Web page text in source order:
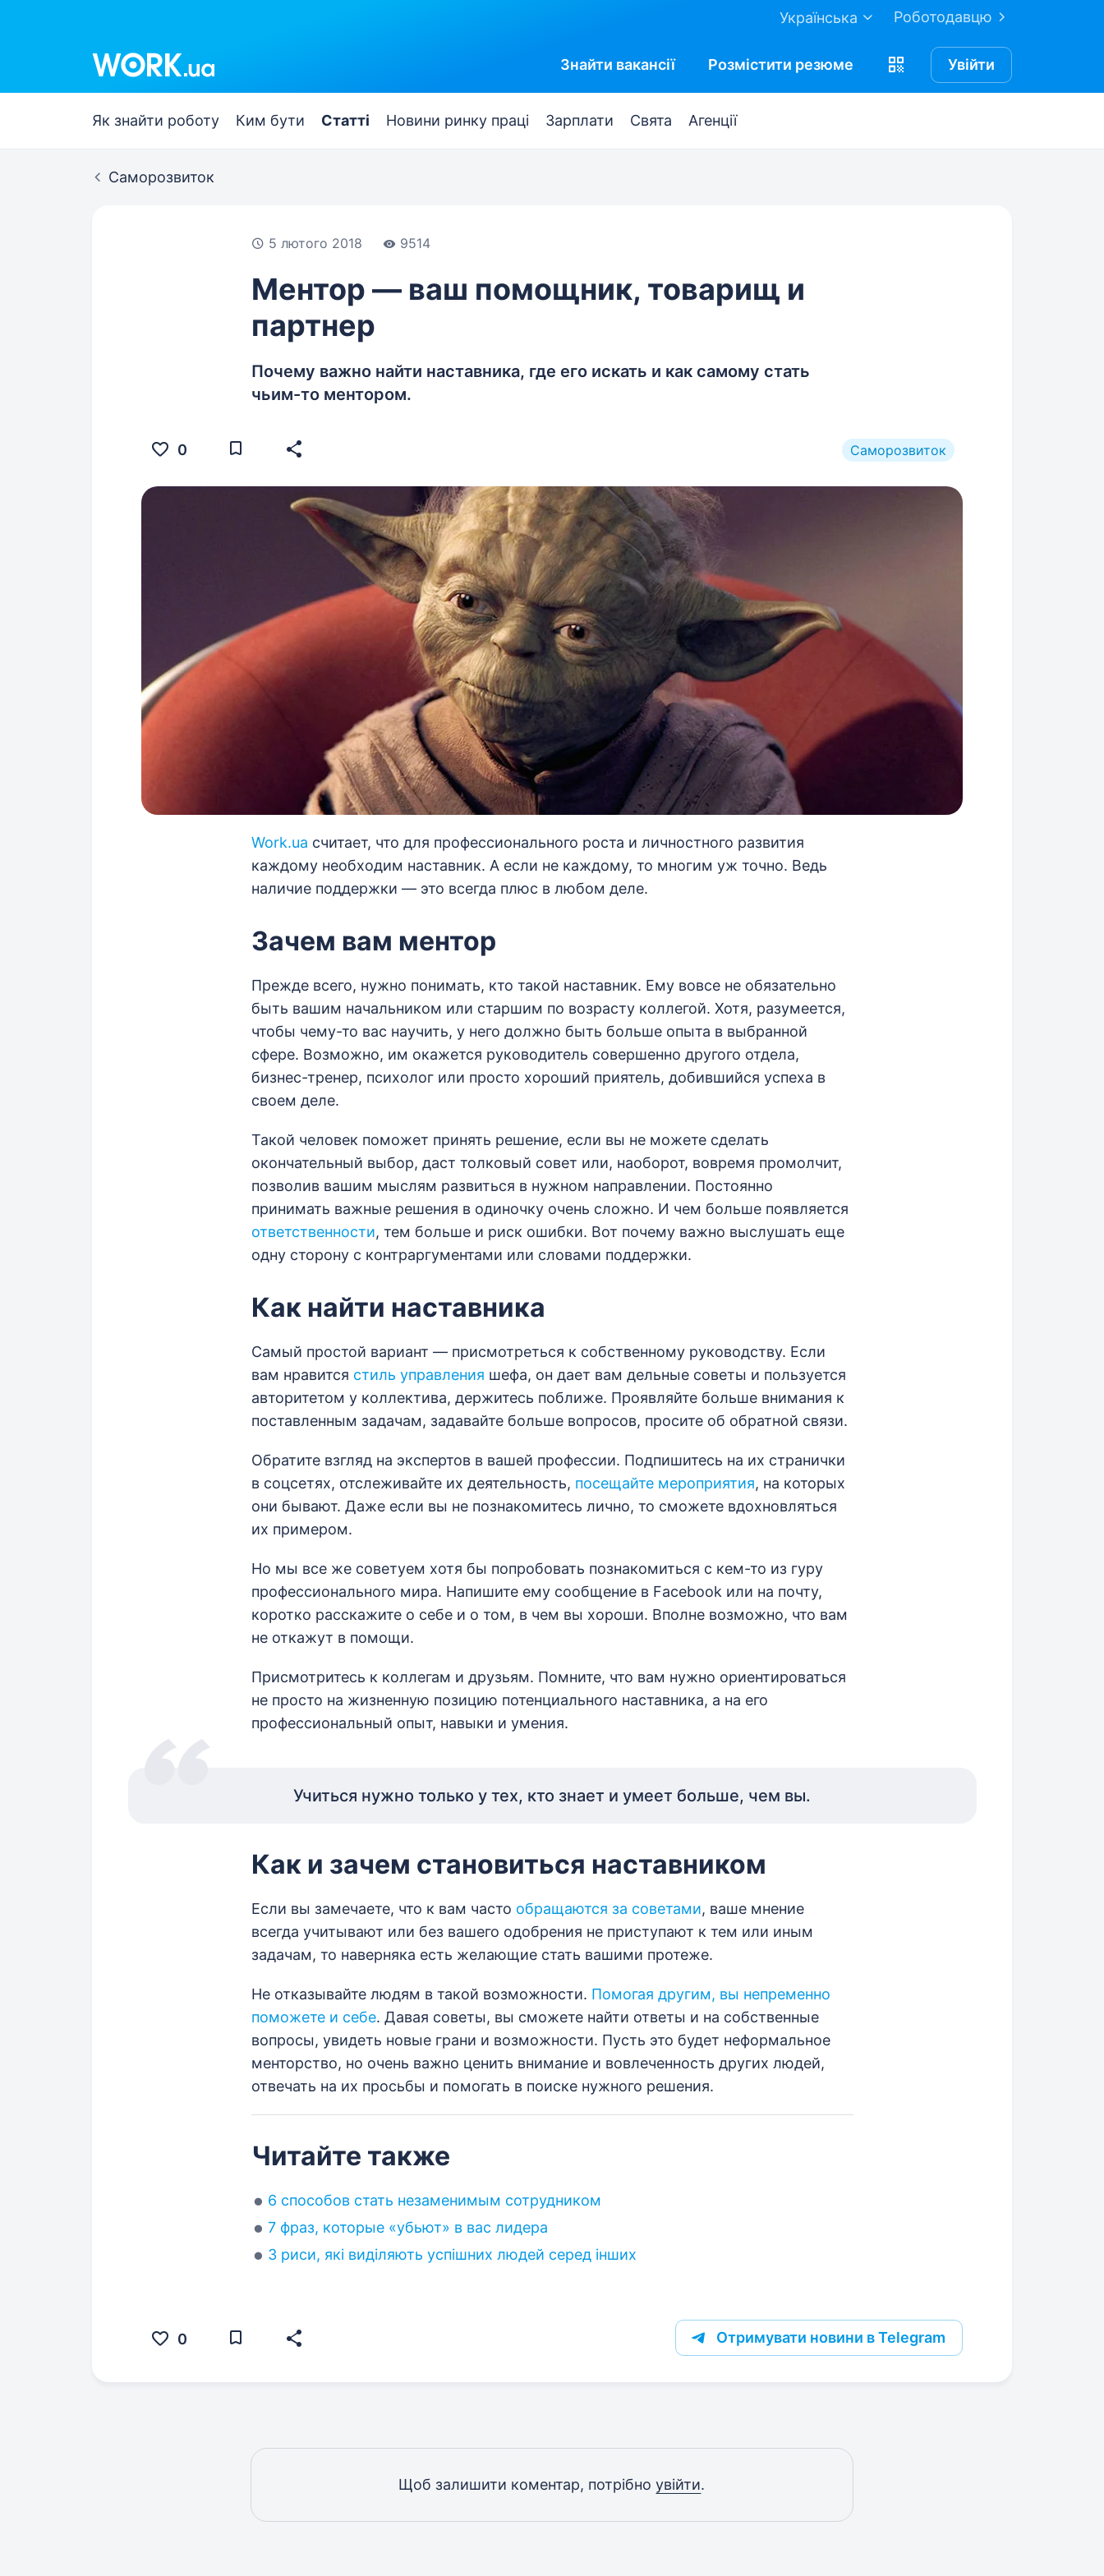
Роботодавцю
Українська
Знайти вакансії Розмістити резюме Увійти
Як знайти роботу Ким бути Статті Новини ринку праці Зарплати Свята Агенції
Саморозвиток
5 лютого 2018 9514
Ментор — ваш помощник, товарищ и
партнер
Почему важно найти наставника, где его искать и как самому стать
чьим-то ментором.
Саморозвиток
0
Work.ua считает, что для профессионального роста и личностного развития
каждому необходим наставник. А если не каждому, то многим уж точно. Ведь
наличие поддержки — это всегда плюс в любом деле.
Зачем вам ментор
Прежде всего, нужно понимать, кто такой наставник. Ему вовсе не обязательно
быть вашим начальником или старшим по возрасту коллегой. Хотя, разумеется,
чтобы чему-то вас научить, у него должно быть больше опыта в выбранной
сфере. Возможно, им окажется руководитель совершенно другого отдела,
бизнес-тренер, психолог или просто хороший приятель, добившийся успеха в
своем деле.
Такой человек поможет принять решение, если вы не можете сделать
окончательный выбор, даст толковый совет или, наоборот, вовремя промолчит,
позволив вашим мыслям развиться в нужном направлении. Постоянно
принимать важные решения в одиночку очень сложно. И чем больше появляется
ответственности, тем больше и риск ошибки. Вот почему важно выслушать еще
одну сторону с контраргументами или словами поддержки.
Как найти наставника
Самый простой вариант — присмотреться к собственному руководству. Если
вам нравится стиль управления шефа, он дает вам дельные советы и пользуется
авторитетом у коллектива, держитесь поближе. Проявляйте больше внимания к
поставленным задачам, задавайте больше вопросов, просите об обратной связи.
Обратите взгляд на экспертов в вашей профессии. Подпишитесь на их странички
в соцсетях, отслеживайте их деятельность, посещайте мероприятия, на которых
они бывают. Даже если вы не познакомитесь лично, то сможете вдохновляться
их примером.
Но мы все же советуем хотя бы попробовать познакомиться с кем-то из гуру
профессионального мира. Напишите ему сообщение в Facebook или на почту,
коротко расскажите о себе и о том, в чем вы хороши. Вполне возможно, что вам
не откажут в помощи.
Присмотритесь к коллегам и друзьям. Помните, что вам нужно ориентироваться
не просто на жизненную позицию потенциального наставника, а на его
профессиональный опыт, навыки и умения.
Учиться нужно только у тех, кто знает и умеет больше, чем вы.
Как и зачем становиться наставником
Если вы замечаете, что к вам часто обращаются за советами, ваше мнение
всегда учитывают или без вашего одобрения не приступают к тем или иным
задачам, то наверняка есть желающие стать вашими протеже.
Не отказывайте людям в такой возможности. Помогая другим, вы непременно
поможете и себе. Давая советы, вы сможете найти ответы и на собственные
вопросы, увидеть новые грани и возможности. Пусть это будет неформальное
менторство, но очень важно ценить внимание и вовлеченность других людей,
отвечать на их просьбы и помогать в поиске нужного решения.
Читайте также
6 способов стать незаменимым сотрудником
7 фраз, которые «убьют» в вас лидера
3 риси, які виділяють успішних людей серед інших
0 Отримувати новини в Telegram
Щоб залишити коментар, потрібноувійти.